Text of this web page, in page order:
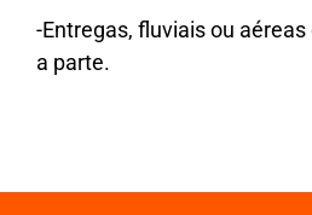
-Entregas, fluviais ou
a parte.